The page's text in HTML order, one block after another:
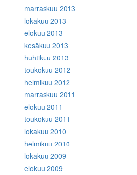
marraskuu 2013
lokakuu 2013
elokuu 2013
kesäkuu 2013
huhtikuu 2013
toukokuu 2012
helmikuu 2012
marraskuu 2011
elokuu 2011
toukokuu 2011
lokakuu 2010
helmikuu 2010
lokakuu 2009
elokuu 2009